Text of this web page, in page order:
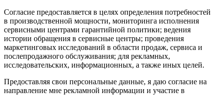
Согласие предоставляется в целях определения потребностей
в производственной мощности, мониторинга исполнения
сервисными центрами гарантийной политики; ведения
истории обращения в сервисные центры; проведения
маркетинговых исследований в области продаж, сервиса и
послепродажного обслуживания; для рекламных,
исследовательских, информационных, а также иных целей.
Предоставляя свои персональные данные, я даю согласие на
направление мне рекламной информации и участие в